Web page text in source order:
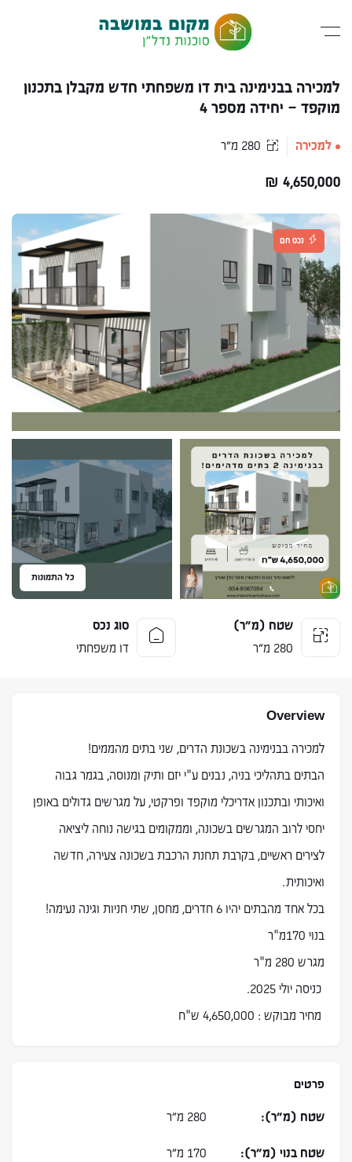
למכירה בבנימינה בית דו משפחתי חדש מקבלן בתכנון
מוקפד – יחידה מספר 4
למכירה 280 מ״ר
4,650,000
₪
נכס חם
כל התמונות
שטח (מ״ר)
280 מ״ר
סוג נכס
דו משפחתי
Overview
למכירה בבנימינה בשכונת הדרים, שני בתים מהממים!
הבתים בתהליכי בניה, נבנים ע"י יזם ותיק ומנוסה, בגמר גבוה
ואיכותי ובתכנון אדריכלי מוקפד ופרקטי, על מגרשים גדולים באופן
יחסי לרוב המגרשים בשכונה, וממקומים בגישה נוחה ליציאה
לצירים ראשיים, בקרבת תחנת הרכבת בשכונה צעירה, חדשה
ואיכותית.
בכל אחד מהבתים יהיו 6 חדרים, מחסן, שתי חניות וגינה נעימה!
בנוי 170מ"ר
מגרש 280 מ"ר
כניסה יולי 2025.
מחיר מבוקש : 4,650,000 ש"ח
פרטים
שטח (מ״ר): 280 מ״ר
שטח בנוי (מ״ר): 170 מ״ר